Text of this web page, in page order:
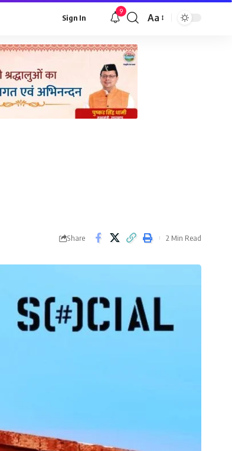
Sign In
9
Font
Aa
Share 2 Min Read